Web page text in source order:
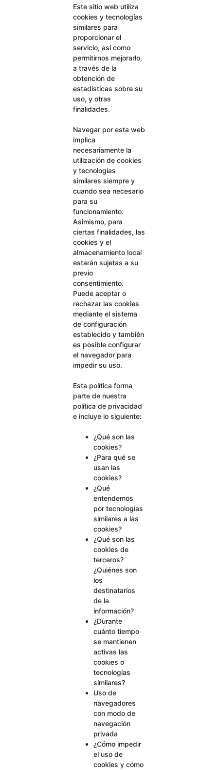
Este sitio web utiliza
cookies y tecnologías
similares para
proporcionar el
servicio, así como
permitirnos mejorarlo,
a través de la
obtención de
estadísticas sobre su
uso, y otras
finalidades.
Navegar por esta web
implica
necesariamente la
utilización de cookies
y tecnologías
similares siempre y
cuando sea necesario
para su
funcionamiento.
Asimismo, para
ciertas finalidades, las
cookies y el
almacenamiento local
estarán sujetas a su
previo
consentimiento.
Puede aceptar o
rechazar las cookies
mediante el sistema
de configuración
establecido y también
es posible configurar
el navegador para
impedir su uso.
Esta política forma
parte de nuestra
política de privacidad
e incluye lo siguiente:
¿Qué son las
cookies?
¿Para qué se
usan las
cookies?
¿Qué
entendemos
por tecnologías
similares a las
cookies?
¿Qué son las
cookies de
terceros?
¿Quiénes son
los
destinatarios
de la
información?
¿Durante
cuánto tiempo
se mantienen
activas las
cookies o
tecnologías
similares?
Uso de
navegadores
con modo de
navegación
privada
¿Cómo impedir
el uso de
cookies y cómo